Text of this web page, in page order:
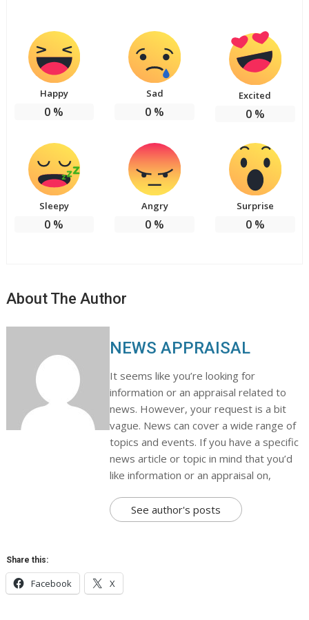
Happy
0 %
Sad
0 %
Excited
0%
Sleepy
0 %
Angry
0 %
Surprise
0%
About The Author
NEWS APPRAISAL
It seems like you’re looking for
information or an appraisal related to
news. However, your request is a bit
vague. News can cover a wide range of
topics and events. If you have a specific
news article or topic in mind that you’d
like information or an appraisal on,
See author's posts
Share this:
Facebook X